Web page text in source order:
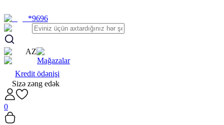
*9696
AZ
Mağazalar
Kredit ödənişi
Sizə zəng edək
0